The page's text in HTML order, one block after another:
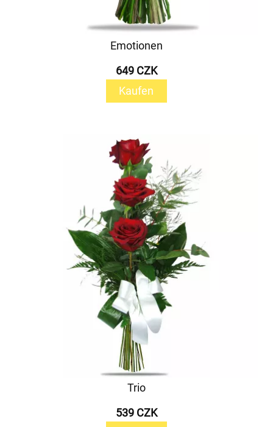
Emotionen
649 CZK
Kaufen
Trio
539 CZK